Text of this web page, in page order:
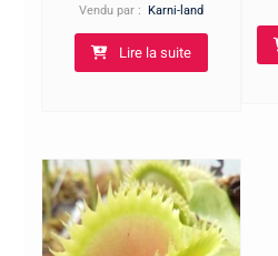
Vendu par : Karni-land
Lire la suite